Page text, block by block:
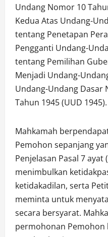
Undang Nomor 10
Kedua Atas Undang-
tentang Penetapan
Pengganti Undang-
tentang Pemilihan
Menjadi Undang-
Undang-Undang Dasar
Tahun 1945 (UUD 1945).
Mahkamah
Pemohon sepanjang
Penjelasan Pasal 7 ayat
menimbulkan
ketidakadilan, serta
meminta untuk
secara bersyarat.
permohonan